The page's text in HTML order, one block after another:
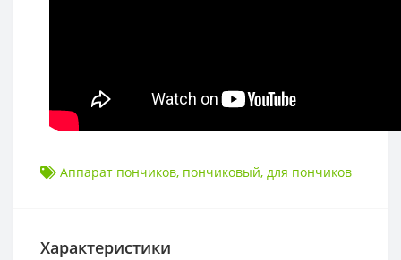
Аппарат пончиков, пончиковый, для пончиков
Характеристики